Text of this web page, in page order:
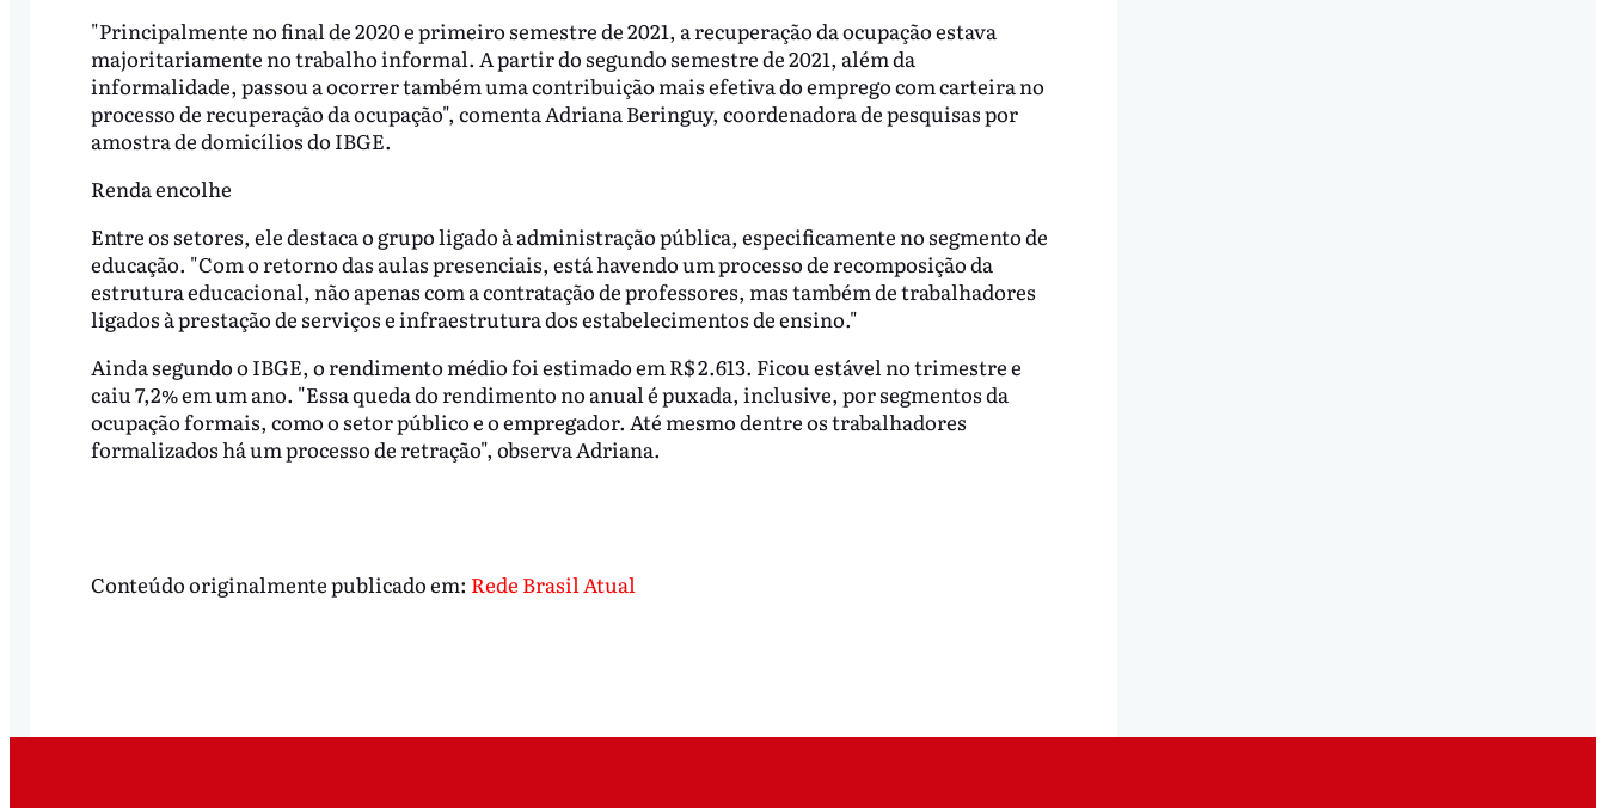
"Principalmente no final de 2020 e primeiro semestre de 2021, a recuperação da ocupação estava
majoritariamente no trabalho informal. A partir do segundo semestre de 2021, além da
informalidade, passou a ocorrer também uma contribuição mais efetiva do emprego com carteira no
processo de recuperação da ocupação", comenta Adriana Beringuy, coordenadora de pesquisas por
amostra de domicílios do IBGE.
Renda encolhe
Entre os setores, ele destaca o grupo ligado à administração pública, especificamente no segmento de
educação. "Com o retorno das aulas presenciais, está havendo um processo de recomposição da
estrutura educacional, não apenas com a contratação de professores, mas também de trabalhadores
ligados à prestação de serviços e infraestrutura dos estabelecimentos de ensino."
Ainda segundo o IBGE, o rendimento médio foi estimado em R$ 2.613. Ficou estável no trimestre e
caiu 7,2% em um ano. "Essa queda do rendimento no anual é puxada, inclusive, por segmentos da
ocupação formais, como o setor público e o empregador. Até mesmo dentre os trabalhadores
formalizados há um processo de retração", observa Adriana.
Conteúdo originalmente publicado em: Rede Brasil Atual